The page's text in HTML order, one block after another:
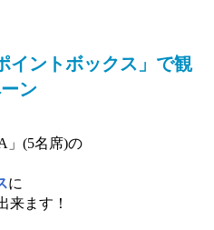
イントボックス」で観
ン
」(5名席)の
に
来ます！